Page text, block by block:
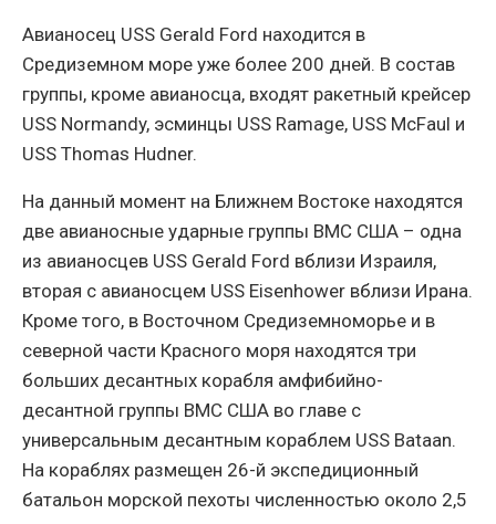
Авианосец USS Gerald Ford находится в
Средиземном море уже более 200 дней. В состав
группы, кроме авианосца, входят ракетный крейсер
USS Normandy, эсминцы USS Ramage, USS McFaul и
USS Thomas Hudner.
На данный момент на Ближнем Востоке находятся
две авианосные ударные группы ВМС США – одна
из авианосцев USS Gerald Ford вблизи Израиля,
вторая с авианосцем USS Eisenhower вблизи Ирана.
Кроме того, в Восточном Средиземноморье и в
северной части Красного моря находятся три
больших десантных корабля амфибийно-
десантной группы ВМС США во главе с
универсальным десантным кораблем USS Bataan.
На кораблях размещен 26-й экспедиционный
батальон морской пехоты численностью около 2,5